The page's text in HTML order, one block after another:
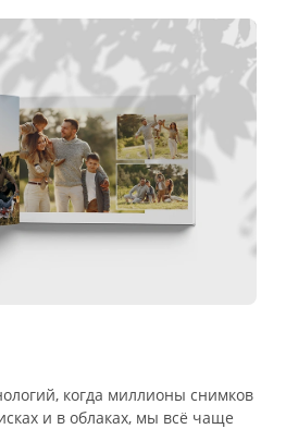
когда миллионы снимков
и в облаках, мы всё чаще